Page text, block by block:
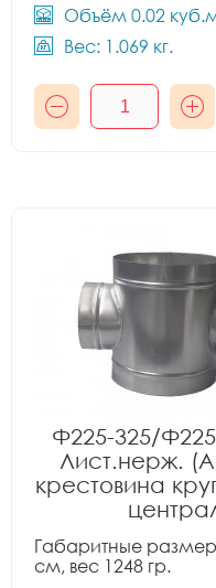
Объём 0.02
Вес: 1.069 кг.
Ф225-325/
Лист.нерж.
крестовина
Габаритные
см, вес 1248 гр.